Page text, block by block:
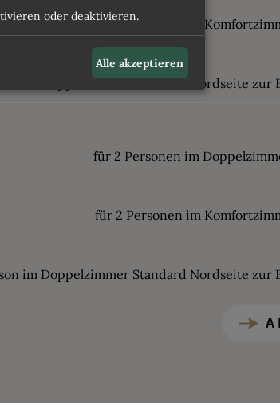
für 2 Personen im
im Doppelzimmer Standard Nordseite zur
für 2 Personen im
für 2 Personen im
im Doppelzimmer Standard Nordseite zur
oder deaktivieren.
Alle akzeptieren